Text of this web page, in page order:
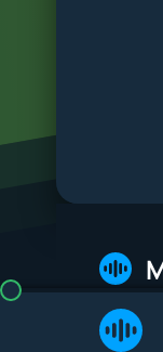
© 2026